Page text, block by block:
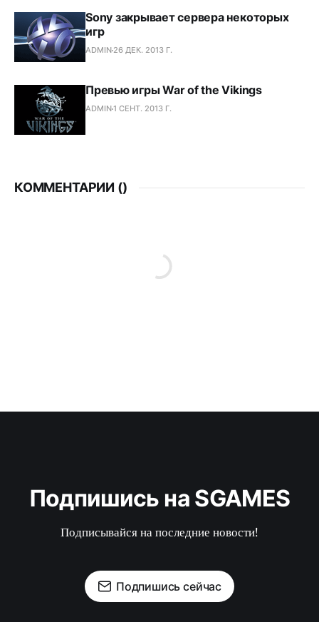
Sony закрывает сервера некоторых
игр
ADMIN 26 ДЕК. 2013 Г.
Превью игры War of the Vikings
ADMIN1 СЕНТ. 2013 Г.
КОММЕНТАРИИ ()
Подпишись на SGAMES
Подписывайся на последние новости!
Подпишись сейчас